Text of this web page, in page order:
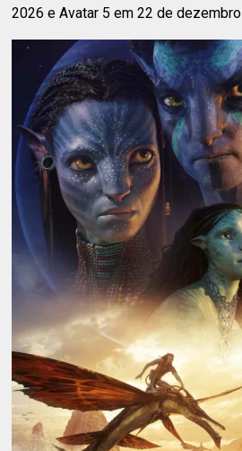
2026 e Avatar 5 em 22 de